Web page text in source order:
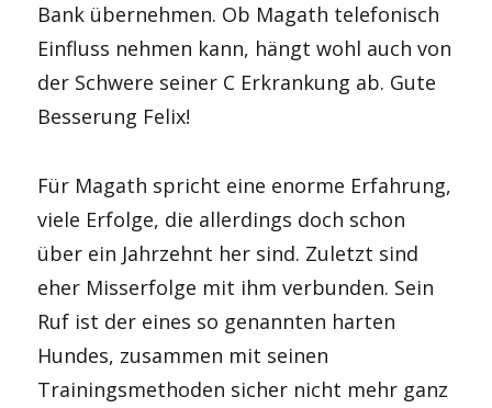
Bank übernehmen. Ob Magath telefonisch
Einfluss nehmen kann, hängt wohl auch von
der Schwere seiner C Erkrankung ab. Gute
Besserung Felix!
Für Magath spricht eine enorme Erfahrung,
viele Erfolge, die allerdings doch schon
über ein Jahrzehnt her sind. Zuletzt sind
eher Misserfolge mit ihm verbunden. Sein
Ruf ist der eines so genannten harten
Hundes, zusammen mit seinen
Trainingsmethoden sicher nicht mehr ganz